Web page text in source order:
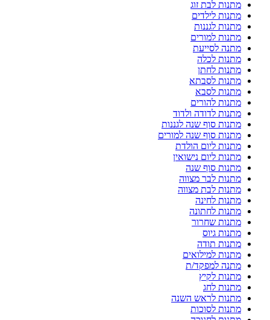
מתנות לבת זוג
מתנות לילדים
מתנות לגננות
מתנות למורים
מתנה לסייעת
מתנות לכלה
מתנות לחתן
מתנות לסבתא
מתנות לסבא
מתנות להורים
מתנות לדודה ולדוד
מתנות סוף שנה לגננות
מתנות סוף שנה למורים
מתנות ליום הולדת
מתנות ליום נישואין
מתנות סוף שנה
מתנות לבר מצווה
מתנות לבת מצווה
מתנות לחינה
מתנות לחתונה
מתנות שחרור
מתנות גיוס
מתנות תודה
מתנות למילואים
מתנה למפקד/ת
מתנות לקיץ
מתנות לחג
מתנות לראש השנה
מתנות לסוכות